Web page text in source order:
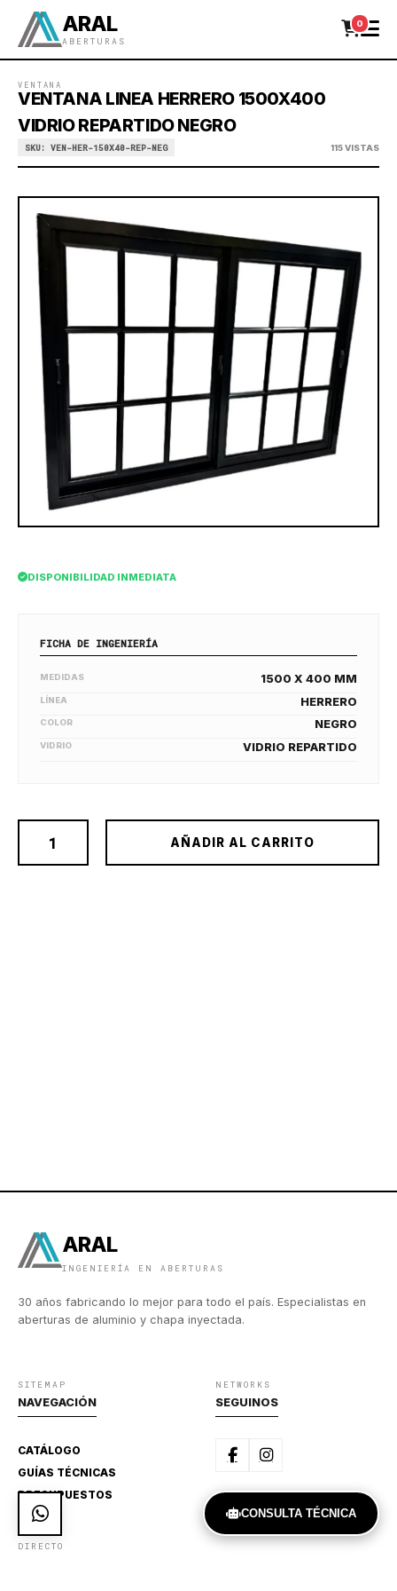
ARAL
ABERTURAS
0
VENTANA
VENTANA LINEA HERRERO 1500X400
VIDRIO REPARTIDO NEGRO
SKU: VEN-HER-150X40-REP-NEG 115 VISTAS
DISPONIBILIDAD INMEDIATA
FICHA DE INGENIERÍA
MEDIDAS 1500 X 400 MM
LÍNEA HERRERO
COLOR NEGRO
VIDRIO VIDRIO REPARTIDO
AÑADIR AL CARRITO
ARAL
INGENIERÍA EN ABERTURAS
30 años fabricando lo mejor para todo el país. Especialistas en
aberturas de aluminio y chapa inyectada.
SITEMAP
NAVEGACIÓN
CATÁLOGO
GUÍAS TÉCNICAS
PRESUPUESTOS
NETWORKS
SEGUINOS
DIRECTO
CONSULTA TÉCNICA